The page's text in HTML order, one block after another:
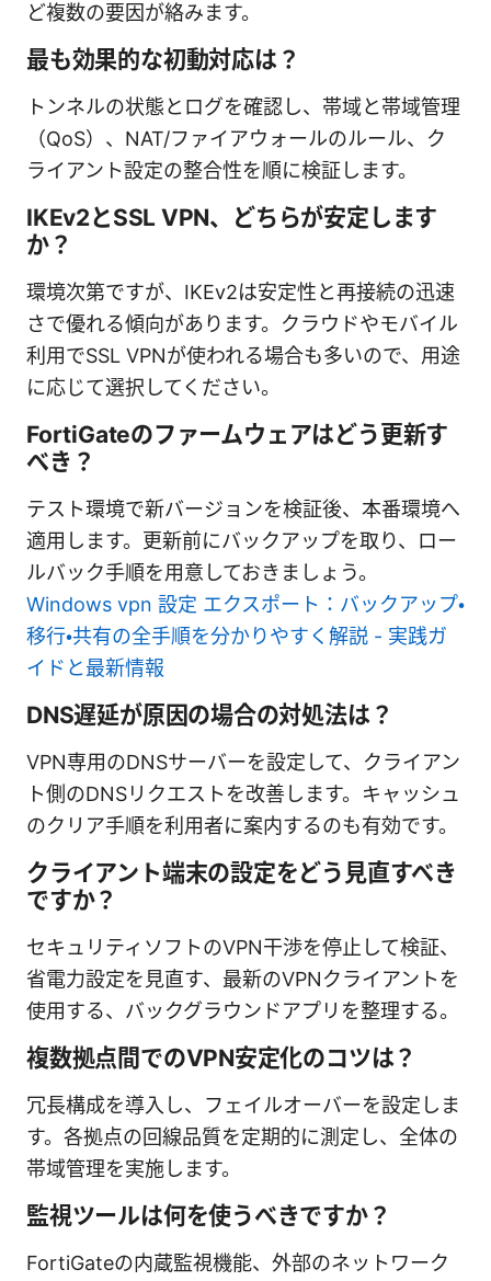
ど複数の要因が絡みます。
最も効果的な初動対応は？
トンネルの状態とログを確認し、帯域と帯域管理
（QoS）、NAT/ファイアウォールのルール、ク
ライアント設定の整合性を順に検証します。
IKEv2とSSL VPN、どちらが安定します
か？
環境次第ですが、IKEv2は安定性と再接続の迅速
さで優れる傾向があります。クラウドやモバイル
利用でSSL VPNが使われる場合も多いので、用途
に応じて選択してください。
FortiGateのファームウェアはどう更新す
べき？
テスト環境で新バージョンを検証後、本番環境へ
適用します。更新前にバックアップを取り、ロー
ルバック手順を用意しておきましょう。
Windows vpn 設定 エクスポート：バックアップ・
移行・共有の全手順を分かりやすく解説 - 実践ガ
イドと最新情報
DNS遅延が原因の場合の対処法は？
VPN専用のDNSサーバーを設定して、クライアン
ト側のDNSリクエストを改善します。キャッシュ
のクリア手順を利用者に案内するのも有効です。
クライアント端末の設定をどう見直すべき
ですか？
セキュリティソフトのVPN干渉を停止して検証、
省電力設定を見直す、最新のVPNクライアントを
使用する、バックグラウンドアプリを整理する。
複数拠点間でのVPN安定化のコツは？
冗長構成を導入し、フェイルオーバーを設定しま
す。各拠点の回線品質を定期的に測定し、全体の
帯域管理を実施します。
監視ツールは何を使うべきですか？
FortiGateの内蔵監視機能、外部のネットワーク